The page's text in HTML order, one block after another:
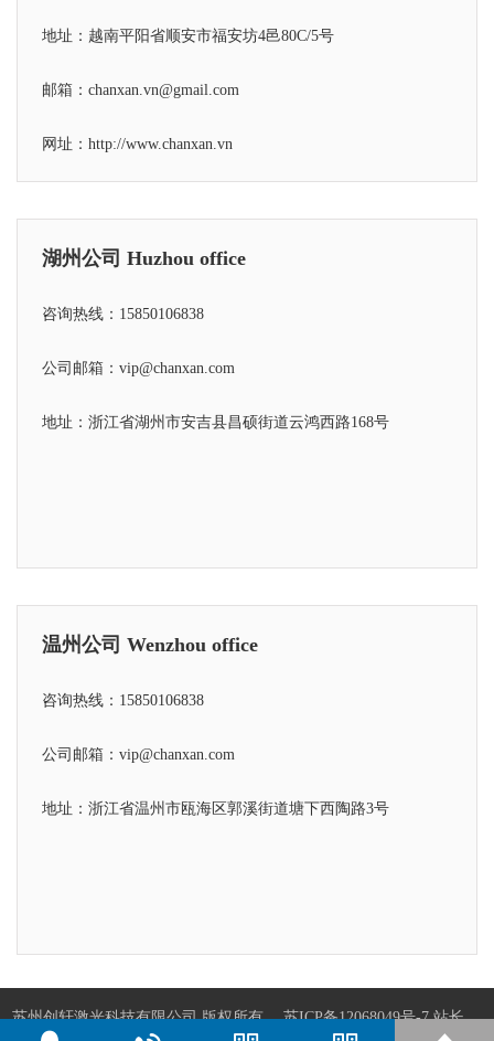
地址：越南平阳省顺安市福安坊4邑80C/5号
邮箱：chanxan.vn@gmail.com
网址：http://www.chanxan.vn
湖州公司 Huzhou office
咨询热线：15850106838
公司邮箱：vip@chanxan.com
地址：浙江省湖州市安吉县昌硕街道云鸿西路168号
温州公司 Wenzhou office
咨询热线：15850106838
公司邮箱：vip@chanxan.com
地址：浙江省温州市瓯海区郭溪街道塘下西陶路3号
苏州创轩激光科技有限公司 版权所有 苏ICP备12068049号-7 站长